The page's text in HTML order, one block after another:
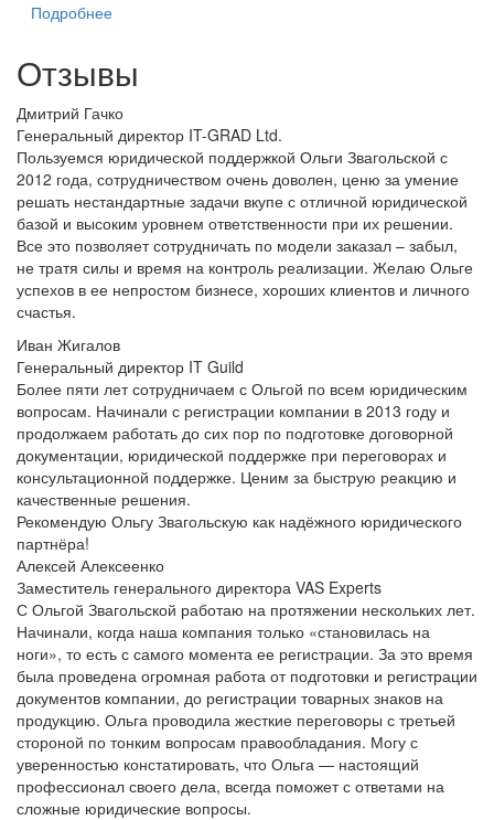
Подробнее
Отзывы
Дмитрий Гачко
Генеральный директор IT-GRAD Ltd.
Пользуемся юридической поддержкой Ольги Звагольской с
2012 года, сотрудничеством очень доволен, ценю за умение
решать нестандартные задачи вкупе с отличной юридической
базой и высоким уровнем ответственности при их решении.
Все это позволяет сотрудничать по модели заказал – забыл,
не тратя силы и время на контроль реализации. Желаю Ольге
успехов в ее непростом бизнесе, хороших клиентов и личного
счастья.
Иван Жигалов
Генеральный директор IT Guild
Более пяти лет сотрудничаем с Ольгой по всем юридическим
вопросам. Начинали с регистрации компании в 2013 году и
продолжаем работать до сих пор по подготовке договорной
документации, юридической поддержке при переговорах и
консультационной поддержке. Ценим за быструю реакцию и
качественные решения.
Рекомендую Ольгу Звагольскую как надёжного юридического
партнёра!
Алексей Алексеенко
Заместитель генерального директора VAS Experts
С Ольгой Звагольской работаю на протяжении нескольких лет.
Начинали, когда наша компания только «становилась на
ноги», то есть с самого момента ее регистрации. За это время
была проведена огромная работа от подготовки и регистрации
документов компании, до регистрации товарных знаков на
продукцию. Ольга проводила жесткие переговоры с третьей
стороной по тонким вопросам правообладания. Могу с
уверенностью констатировать, что Ольга — настоящий
профессионал своего дела, всегда поможет с ответами на
сложные юридические вопросы.